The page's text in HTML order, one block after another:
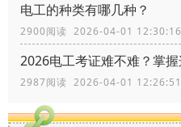
电工的种类有哪几种？
2900阅读 2026-04-01 12:30:16
2987阅读 2026-04-01 12:26:51